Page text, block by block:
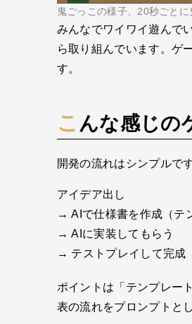
鬼ごっこの様子、20秒ごと
みんなでワイワイ遊んで
ら取り組んでいます。ゲ
す。
こんな感じ
開発の流れはシンプルです
アイデア出し
→ AIで仕様書を作成（テ
→ AIに実装してもらう
→ テストプレイして完成
ポイントは「テンプレー
表の流れをプロンプトと